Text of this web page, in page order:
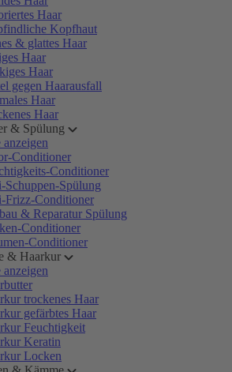
Haar
Kopfhaut
& glattes Haar
Haar
Haar
gegen Haarausfall
Haar
Haar
& Spülung
Conditioner
Conditioner
Schuppen-Spülung
Frizz-Conditioner
& Reparatur Spülung
Conditioner
Conditioner
& Haarkur
trockenes Haar
gefärbtes Haar
Feuchtigkeit
Keratin
Locken